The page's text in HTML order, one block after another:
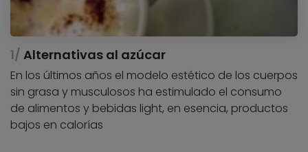
Alternativas al azúcar
En los últimos años el modelo estético de los cuerpos
sin grasa y musculosos ha estimulado el consumo
de alimentos y bebidas light, en esencia, productos
bajos en calorías